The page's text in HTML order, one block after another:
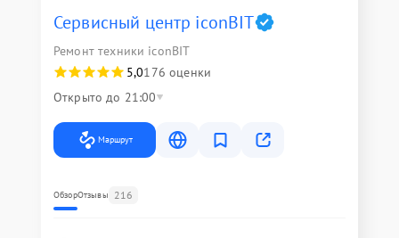
Сервисный центр iconBIT
Ремонт техники iconBIT
5,0176 оценки
Открыто до 21:00
Маршрут
ОбзорОтзывы 216